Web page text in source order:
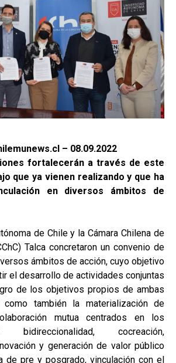
– 08.09.2022
fortalecerán a través de este
que ya vienen realizando y que ha
en diversos ámbitos de
de Chile y la Cámara Chilena de
Talca concretaron un convenio de
ámbitos de acción, cuyo objetivo
el desarrollo de actividades conjuntas
de los objetivos propios de ambas
como también la materialización de
mutua centrados en los
cocreación,
y generación de valor público
de pre y posgrado, vinculación con el